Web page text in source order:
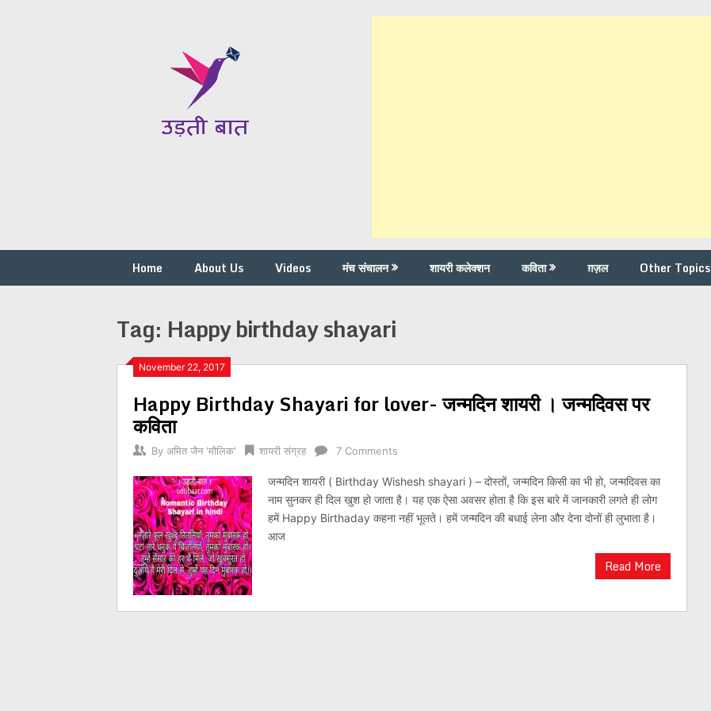
Home About Us Videos मंच संचालन शायरी कलेक्शन कविता ग़ज़ल Other Topics
Tag: Happy birthday shayari
November 22, 2017
Happy Birthday Shayari for lover- जन्मदिन शायरी । जन्मदिवस पर
कविता
By अमित जैन 'मौलिक' शायरी संग्रह 7 Comments
जन्मदिन शायरी ( Birthday Wishesh shayari ) – दोस्तों, जन्मदिन किसी का भी हो, जन्मदिवस का
नाम सुनकर ही दिल खुश हो जाता है। यह एक ऐसा अवसर होता है कि इस बारे में जानकारी लगते ही लोग
हमें Happy Birthaday कहना नहीं भूलते। हमें जन्मदिन की बधाई लेना और देना दोनों ही लुभाता है।
आज
Read More
Posts
navigation